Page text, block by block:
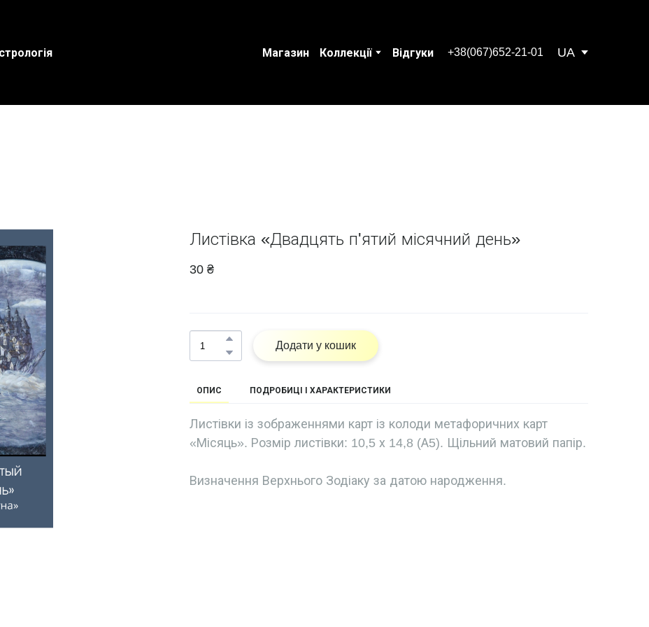
Магазин Коллекції Відгуки +38(067)652-21-01 UA
Листівка «Двадцять п'ятий місячний день»
30 ₴
Додати у кошик
ОПИС ПОДРОБИЦІ І ХАРАКТЕРИСТИКИ
Листівки із зображеннями карт із колоди метафоричних карт
«Місяць». Розмір листівки: 10,5 х 14,8 (А5). Щільний матовий папір.
Визначення Верхнього Зодіаку за датою народження.